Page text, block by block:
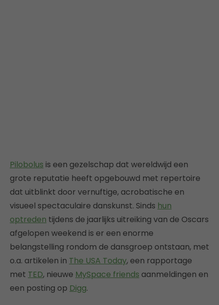
Pilobolus is een gezelschap dat wereldwijd een
grote reputatie heeft opgebouwd met repertoire
dat uitblinkt door vernuftige, acrobatische en
visueel spectaculaire danskunst. Sinds hun
optreden tijdens de jaarlijks uitreiking van de Oscars
afgelopen weekend is er een enorme
belangstelling rondom de dansgroep ontstaan, met
o.a. artikelen in The USA Today, een rapportage
met TED, nieuwe MySpace friends aanmeldingen en
een posting op Digg.